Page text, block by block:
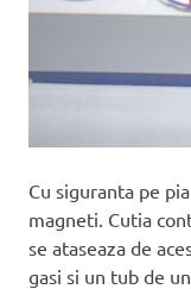
Cu siguranta pe
magneti. Cutia
se ataseaza de
gasi si un tub de